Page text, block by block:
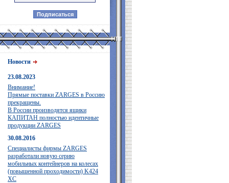
Новости
23.08.2023
Внимание!
Прямые поставки ZARGES в Россию
прекращены.
В России производятся ящики
КАПИТАН полностью идентичные
продукции ZARGES
30.08.2016
Специалисты фирмы ZARGES
разработали новую серию
мобильных контейнеров на колесах
(повышенной проходимости) K424
XC